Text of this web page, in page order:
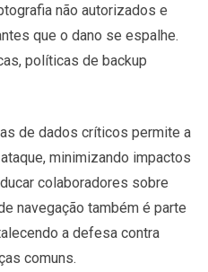
não autorizados e
que o dano se espalhe.
políticas de backup
de dados críticos permite a
minimizando impactos
colaboradores sobre
navegação também é parte
a defesa contra
comuns.